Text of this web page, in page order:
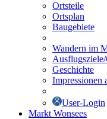
Ortsteile
Ortsplan
Baugebiete
Wandern im
Geschichte
Impressionen
User-Login
Markt Wonsees